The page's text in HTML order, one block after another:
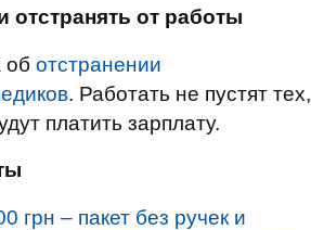
от работы
об отстранении
. Работать не пустят тех,
платить зарплату.
грн – пакет без ручек и